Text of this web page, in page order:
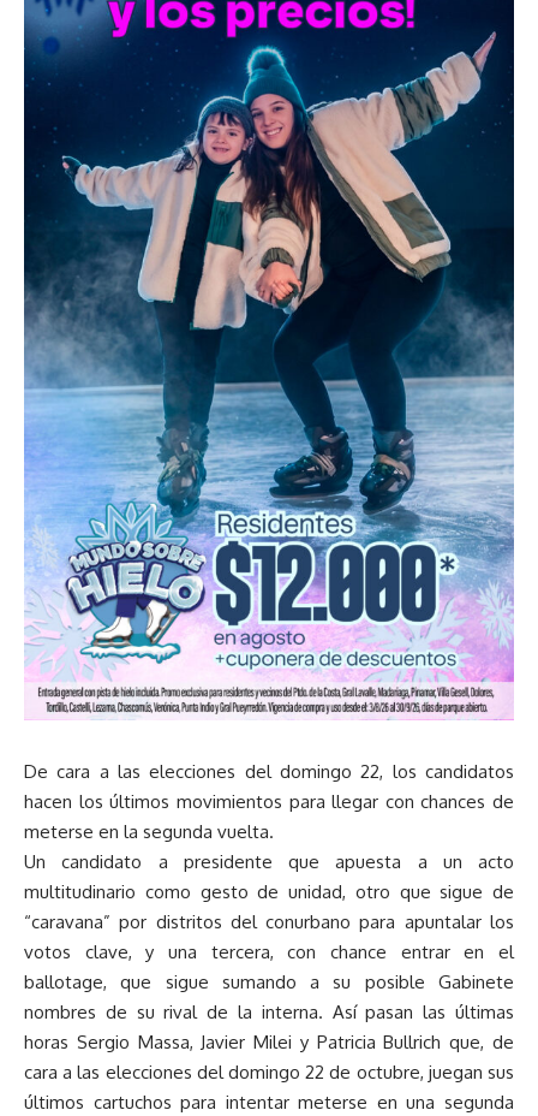
De cara a las elecciones del domingo 22, los candidatos
hacen los últimos movimientos para llegar con chances de
meterse en la segunda vuelta.
Un candidato a presidente que apuesta a un acto
multitudinario como gesto de unidad, otro que sigue de
“caravana” por distritos del conurbano para apuntalar los
votos clave, y una tercera, con chance entrar en el
ballotage, que sigue sumando a su posible Gabinete
nombres de su rival de la interna. Así pasan las últimas
horas Sergio Massa, Javier Milei y Patricia Bullrich que, de
cara a las elecciones del domingo 22 de octubre, juegan sus
últimos cartuchos para intentar meterse en una segunda